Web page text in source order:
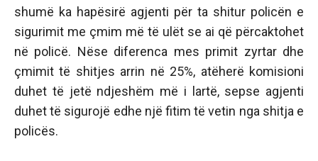
shumë ka hapësirë agjenti për ta shitur policën e
sigurimit me çmim më të ulët se ai që përcaktohet
në policë. Nëse diferenca mes primit zyrtar dhe
çmimit të shitjes arrin në 25%, atëherë komisioni
duhet të jetë ndjeshëm më i lartë, sepse agjenti
duhet të sigurojë edhe një fitim të vetin nga shitja e
policës.